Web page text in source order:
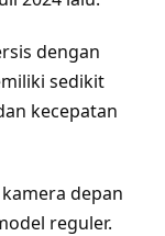
dengan
sedikit
kecepatan
depan
reguler.